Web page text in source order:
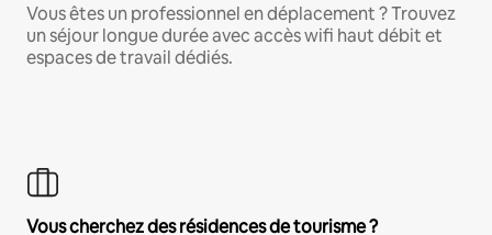
Vous êtes un professionnel en déplacement ? Trouvez
un séjour longue durée avec accès wifi haut débit et
espaces de travail dédiés.
Vous cherchez des résidences de tourisme ?